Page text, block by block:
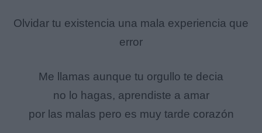
Olvidar tu existencia una mala experiencia que
error
Me llamas aunque tu orgullo te decia
no lo hagas, aprendiste a amar
por las malas pero es muy tarde corazón